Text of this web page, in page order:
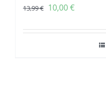
13,99€ Ursprünglicher
war:
10,00€Aktueller
ist:
10,00 €.